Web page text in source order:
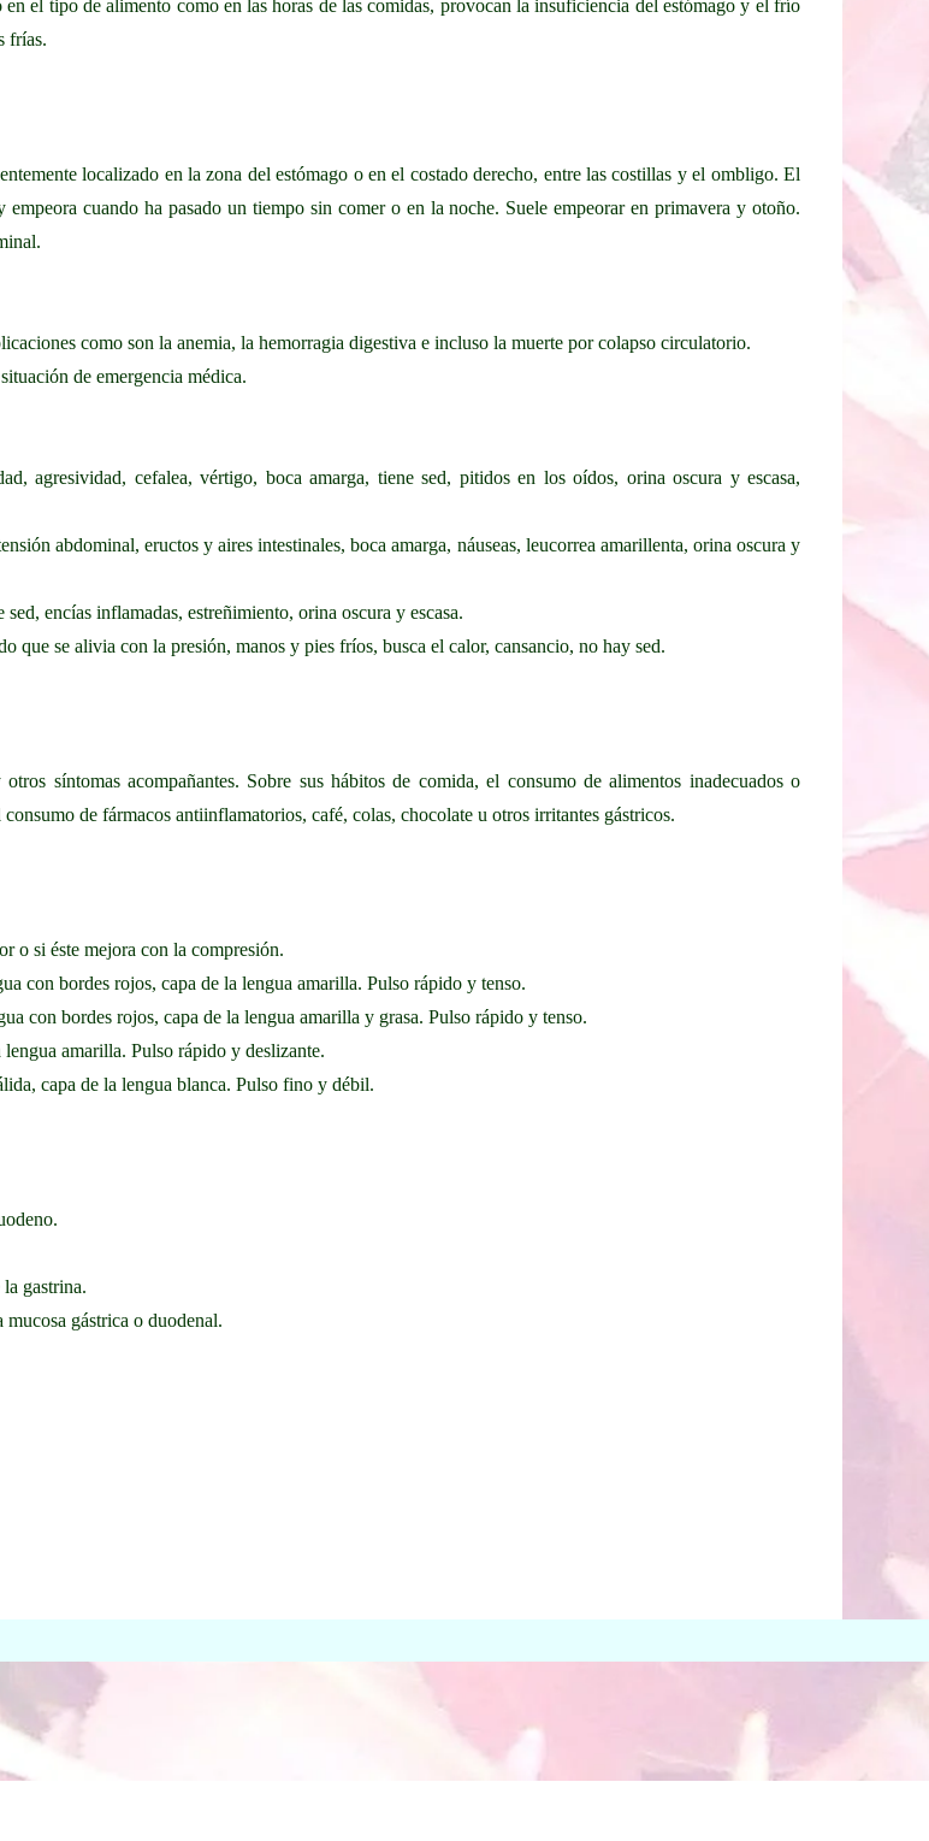
el tipo de alimento como en las horas de las comidas, provocan la insuficiencia del estómago y el frío
frías.
localizado en la zona del estómago o en el costado derecho, entre las costillas y el ombligo. El
cuando ha pasado un tiempo sin comer o en la noche. Suele empeorar en primavera y otoño.
como son la anemia, la hemorragia digestiva e incluso la muerte por colapso circulatorio.
de emergencia médica.
agresividad, cefalea, vértigo, boca amarga, tiene sed, pitidos en los oídos, orina oscura y escasa,
abdominal, eructos y aires intestinales, boca amarga, náuseas, leucorrea amarillenta, orina oscura y
encías inflamadas, estreñimiento, orina oscura y escasa.
que se alivia con la presión, manos y pies fríos, busca el calor, cansancio, no hay sed.
síntomas acompañantes. Sobre sus hábitos de comida, el consumo de alimentos inadecuados o
de fármacos antiinflamatorios, café, colas, chocolate u otros irritantes gástricos.
o si éste mejora con la compresión.
con bordes rojos, capa de la lengua amarilla. Pulso rápido y tenso.
con bordes rojos, capa de la lengua amarilla y grasa. Pulso rápido y tenso.
amarilla. Pulso rápido y deslizante.
capa de la lengua blanca. Pulso fino y débil.
gastrina.
mucosa gástrica o duodenal.